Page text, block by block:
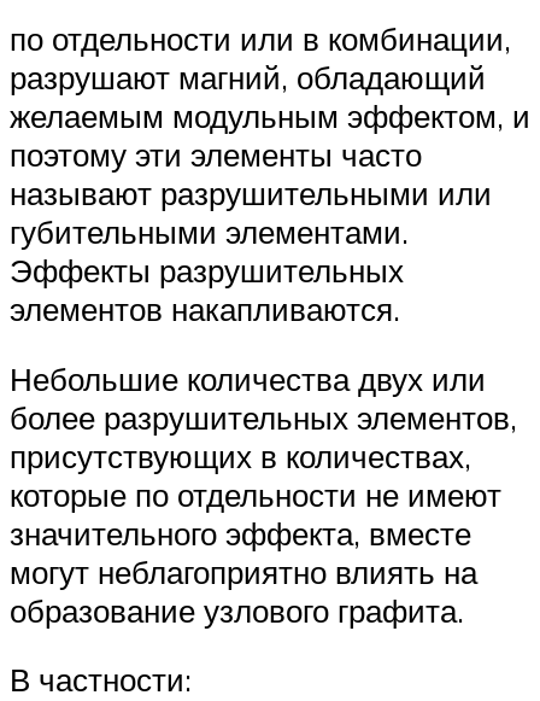
по отдельности или в комбинации,
разрушают магний, обладающий
желаемым модульным эффектом, и
поэтому эти элементы часто
называют разрушительными или
губительными элементами.
Эффекты разрушительных
элементов накапливаются.
Небольшие количества двух или
более разрушительных элементов,
присутствующих в количествах,
которые по отдельности не имеют
значительного эффекта, вместе
могут неблагоприятно влиять на
образование узлового графита.
В частности: